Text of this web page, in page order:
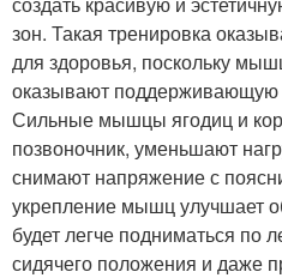
зон. Такая тренировка
для здоровья, поскольку
оказывают поддерживающую
Сильные мышцы ягодиц и
позвоночник, уменьшают
снимают напряжение с
укрепление мышц улучшает
будет легче подниматься по
сидячего положения и даже